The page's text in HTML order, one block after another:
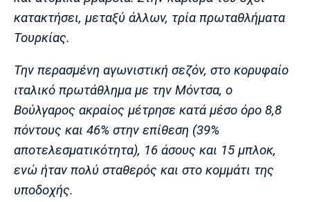
Μπορούσια
Ντόρτμουντ
Παρί Σεν
Ζερμέν
Μαρσέιγ
Μονακό
Ερυθρός
Αστέρας
Τότεναμ
Πόρτο Μπενφίκα
κατακτήσει, μεταξύ άλλων, τρία πρωταθλήματα
Τουρκίας.
Την περασμένη αγωνιστική σεζόν, στο κορυφαίο
ιταλικό πρωτάθλημα με την Μόντσα, ο
Βούλγαρος ακραίος μέτρησε κατά μέσο όρο 8,8
πόντους και 46% στην επίθεση (39%
αποτελεσματικότητα), 16 άσους και 15 μπλοκ,
ενώ ήταν πολύ σταθερός και στο κομμάτι της
υποδοχής.